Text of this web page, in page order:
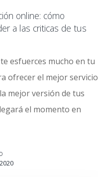
online: cómo
a las criticas de tus
esfuerces mucho en tu
ofrecer el mejor servicio
mejor versión de tus
el momento en